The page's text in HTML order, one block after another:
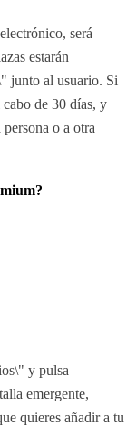
será
estarán
junto al usuario. Si
de 30 días, y
o a otra
y pulsa
emergente,
quieres añadir a tu